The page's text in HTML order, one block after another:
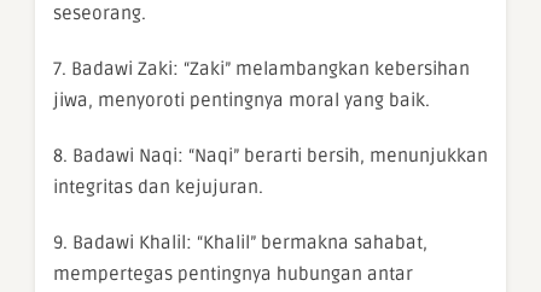
seseorang.
7. Badawi Zaki: “Zaki” melambangkan kebersihan
jiwa, menyoroti pentingnya moral yang baik.
8. Badawi Naqi: “Naqi” berarti bersih, menunjukkan
integritas dan kejujuran.
9. Badawi Khalil: “Khalil” bermakna sahabat,
mempertegas pentingnya hubungan antar